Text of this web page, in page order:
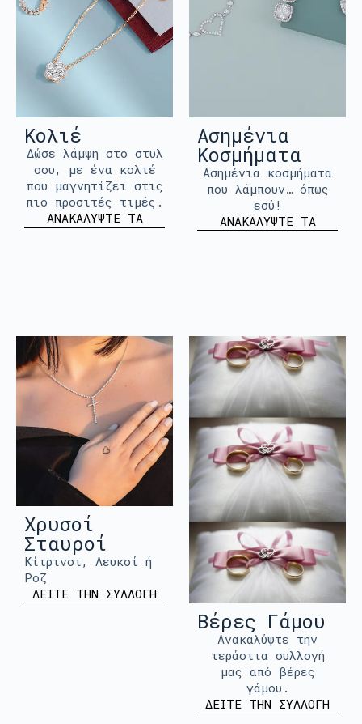
Κολιέ
Δώσε λάμψη στο στυλ
σου, με ένα κολιέ
που μαγνητίζει στις
πιο προσιτές τιμές.
ΑΝΑΚΑΛΥΨΤΕ ΤΑ
Ασημένια
Κοσμήματα
Ασημένια κοσμήματα
που λάμπουν… όπως
εσύ!
ΑΝΑΚΑΛΥΨΤΕ ΤΑ
Χρυσοί
Σταυροί
Κίτρινοι, Λευκοί ή
Ροζ
ΔΕΙΤΕ ΤΗΝ ΣΥΛΛΟΓΗ
Βέρες Γάμου
Ανακαλύψτε την
τεράστια συλλογή
μας από βέρες
γάμου.
ΔΕΙΤΕ ΤΗΝ ΣΥΛΛΟΓΗ